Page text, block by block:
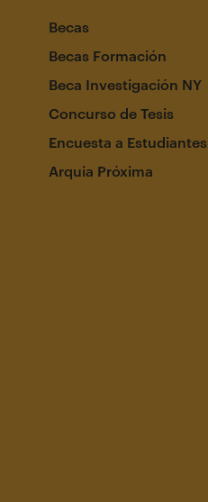
Becas
Becas Formación
Beca Investigación NY
Concurso de Tesis
Encuesta a Estudiantes
Arquia Próxima